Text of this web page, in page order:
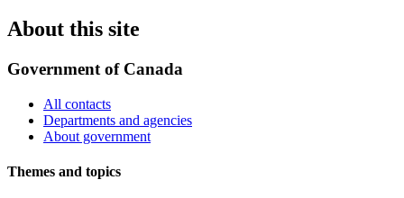
About this site
Government of Canada
All contacts
Departments and agencies
About government
Themes and topics